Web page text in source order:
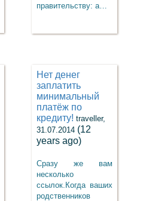
правительству: а…
Нет денег
заплатить
минимальный
платёж по
кредиту! traveller,
31.07.2014 (12
years ago)
Сразу же вам
несколько
ссылок.Когда ваших
родственников